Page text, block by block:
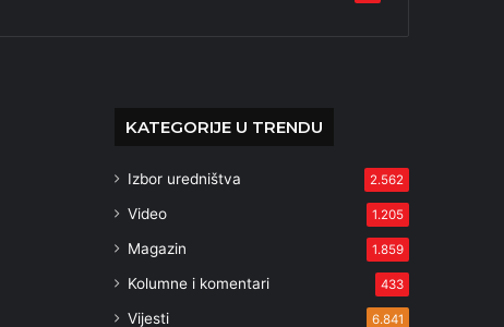
KATEGORIJE U TRENDU
Izbor uredništva 2.562
Video 1.205
Magazin 1.859
Kolumne i komentari 433
Vijesti 6.841